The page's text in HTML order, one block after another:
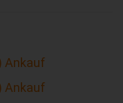
Ankauf
Ankauf